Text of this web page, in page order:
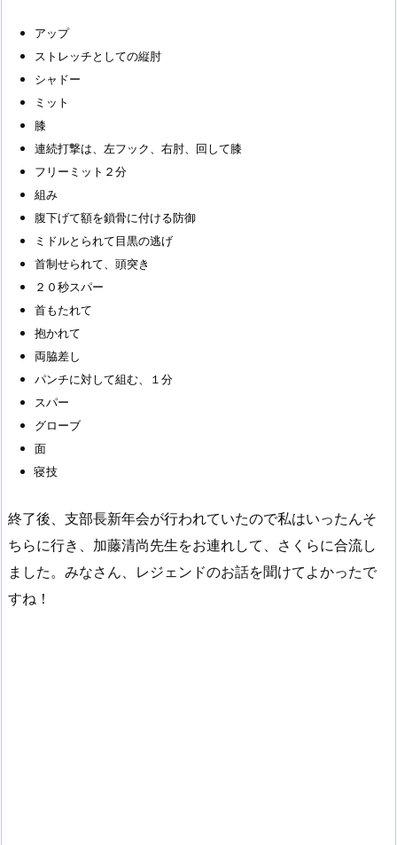
アップ
ストレッチとしての縦肘
シャドー
ミット
膝
連続打撃は、左フック、右肘、回して膝
フリーミット２分
組み
腹下げて額を鎖骨に付ける防御
ミドルとられて目黒の逃げ
首制せられて、頭突き
２０秒スパー
首もたれて
抱かれて
両脇差し
パンチに対して組む、１分
スパー
グローブ
面
寝技
終了後、支部長新年会が行われていたので私はいったんそ
ちらに行き、加藤清尚先生をお連れして、さくらに合流し
ました。みなさん、レジェンドのお話を聞けてよかったで
すね！